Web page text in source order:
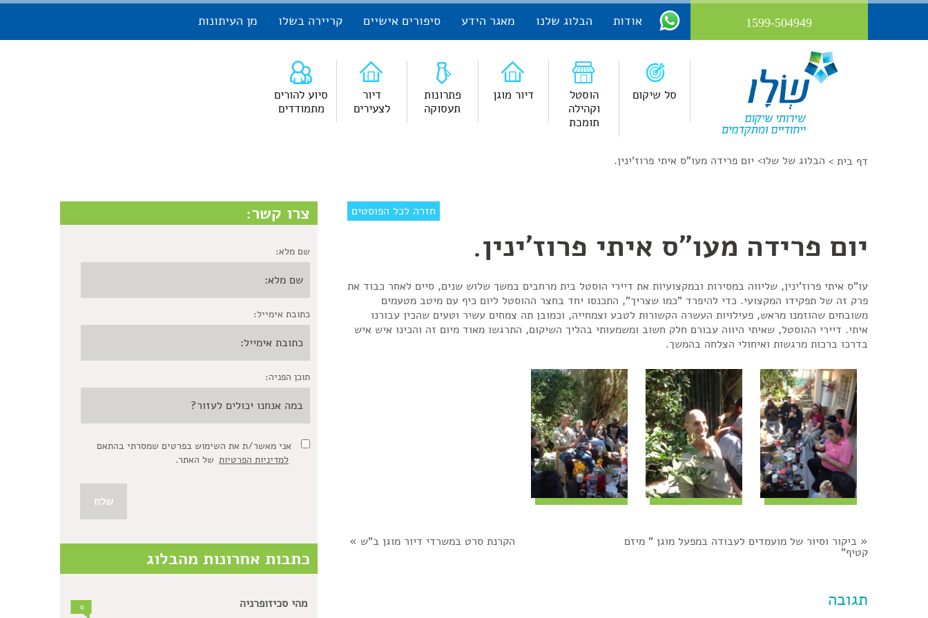
1599-504949 אודות הבלוג שלנו מאגר הידע סיפורים אישיים קריירה בשלו מן העיתונות
סל שיקום
הוסטל
וקהילה
תומכת
דיור מוגן
פתרונות
תעסוקה
דיור
לצעירים
סיוע להורים
מתמודדים
דף בית > הבלוג של שלו> יום פרידה מעו"ס איתי פרוז'ינין.
חזרה לכל הפוסטים
יום פרידה מעו"ס איתי פרוז'ינין.
עו"ס איתי פרוז'ינין, שליווה במסירות ובמקצועיות את דיירי הוסטל בית מרחבים במשך שלוש שנים, סיים לאחר כבוד את
פרק זה של תפקידו המקצועי. כדי להיפרד "כמו שצריך", התכנסו יחד בחצר ההוסטל ליום כיף עם מיטב מטעמים
משובחים שהוזמנו מראש, פעילויות העשרה הקשורות לטבע וצמחייה, וכמובן תה צמחים עשיר וטעים שהכין עבורנו
איתי. דיירי ההוסטל, שאיתי היווה עבורם חלק חשוב ומשמעותי בהליך השיקום, התרגשו מאוד מיום זה והכינו איש איש
בדרכו ברכות מרגשות ואיחולי הצלחה בהמשך.
« ביקור וסיור של מועמדים לעבודה במפעל מוגן " מיזם
קטיף"
הקרנת סרט במשרדי דיור מוגן ב"ש »
תגובה
צרו קשר:
שם מלא:
כתובת אימייל:
תוכן הפניה:
אני מאשר/ת את השימוש בפרטים שמסרתי בהתאם
למדיניות הפרטיות
כתבות אחרונות מהבלוג
מהי סכיזופרניה 0